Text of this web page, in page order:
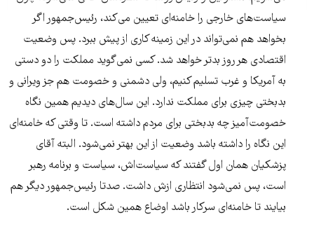
سیاست‌های خارجی را خامنه‌ای تعیین می‌کند، رئیس‌جمهور اگر
بخواهد هم نمی‌تواند در این زمینه کاری از پیش ببرد. پس وضعیت
اقتصادی هر روز بدتر خواهد شد. کسی نمی‌گوید مملکت را دو دستی
به آمریکا و غرب تسلیم کنیم، ولی دشمنی و خصومت هم جز ویرانی و
بدبختی چیزی برای مملکت ندارد. این سال‌های دیدیم همین نگاه
خصومت‌آمیز چه بدبختی برای مردم داشته است. تا وقتی که خامنه‌ای
این نگاه را داشته باشد وضعیت از این بهتر نمی‌شود. البته آقای
پزشکیان همان اول گفتند که سیاست‌اش، سیاست و برنامه رهبر
است، پس نمی‌شود انتظاری ازش داشت. صدتا رئیس‌جمهور دیگر هم
بیایند تا خامنه‌ای سرکار باشد اوضاع همین شکل است.